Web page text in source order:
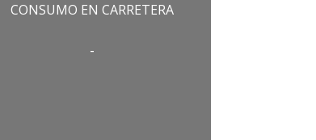
CONSUMO EN CARRETERA
-